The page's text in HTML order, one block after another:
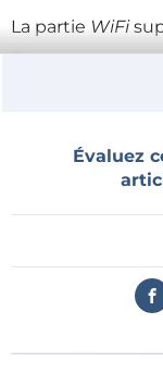
La partie WiFi
n.
Évaluez